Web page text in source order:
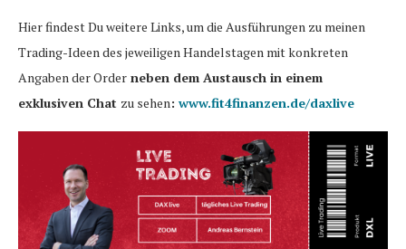
Hier findest Du weitere Links, um die Ausführungen zu meinen
Trading-Ideen des jeweiligen Handelstagen mit konkreten
Angaben der Order neben dem Austausch in einem
exklusiven Chat zu sehen: www.fit4finanzen.de/daxlive